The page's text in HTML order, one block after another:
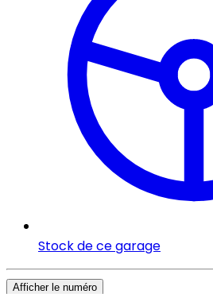
Stock de ce garage
Afficher le numéro